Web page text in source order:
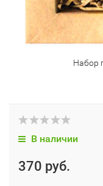
Набор
В наличии
370 руб.